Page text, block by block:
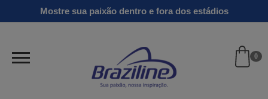
Mostre sua paixão dentro e fora dos estádios
Clássicos
Linha
Gold
Verão
0